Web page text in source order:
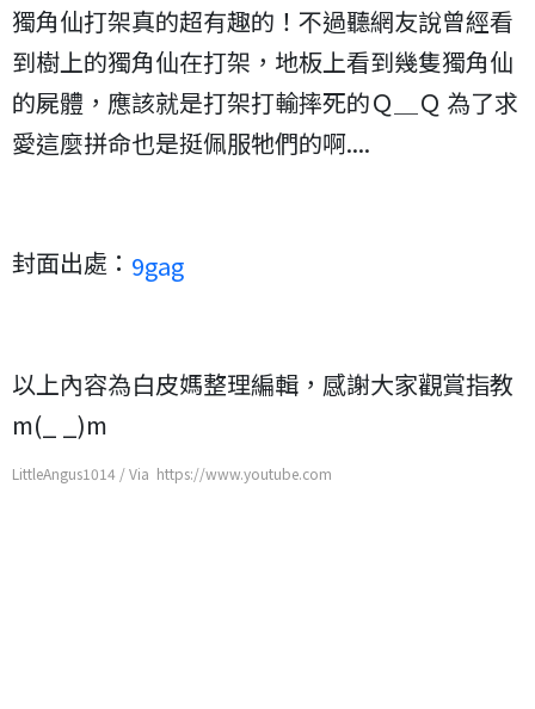
獨角仙打架真的超有趣的！不過聽網友說曾經看
到樹上的獨角仙在打架，地板上看到幾隻獨角仙
的屍體，應該就是打架打輸摔死的Ｑ＿Ｑ 為了求
愛這麼拼命也是挺佩服牠們的啊....
封面出處： 9gag
以上內容為白皮媽整理編輯，感謝大家觀賞指教
m(_ _)m
LittleAngus1014 / Via https://www.youtube.com